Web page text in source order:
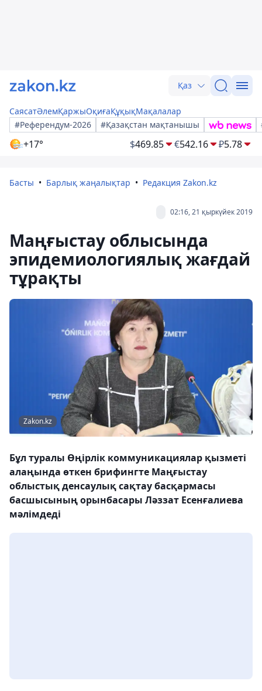
Қаз
СаясатӘлемҚаржыОқиғаҚұқықМақалалар
#Референдум-2026
#Қазақстан мақтанышы
+17° $469.85 €542.16 ₽5.78
Басты Барлық жаңалықтар Редакция Zakon.kz
02:16, 21 қыркүйек 2019
Маңғыстау облысында
эпидемиологиялық жағдай
тұрақты
Zakon.kz
Бұл туралы Өңірлік коммуникациялар қызметі
алаңында өткен брифингте Маңғыстау
облыстық денсаулық сақтау басқармасы
басшысының орынбасары Ләззат Есенғалиева
мәлімдеді